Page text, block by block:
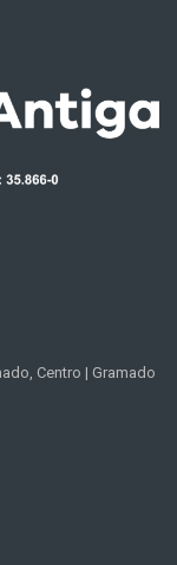
Centro | Gramado